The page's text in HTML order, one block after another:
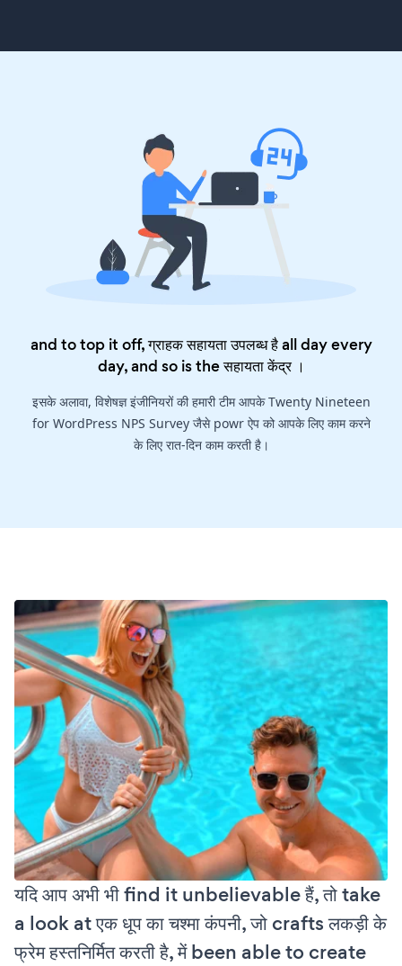
and to top it off, ग्राहक सहायता उपलब्ध है all day every
day, and so is theसहायता केंद्र।
इसके अलावा, विशेषज्ञ इंजीनियरों की हमारी टीम आपके Twenty Nineteen
for WordPress NPS Survey जैसे powr ऐप को आपके लिए काम करने
के लिए रात-दिन काम करती है।
यदि आप अभी भी find it unbelievable हैं, तो take
a look at एक धूप का चश्मा कंपनी, जो crafts लकड़ी के
फ्रेम हस्तनिर्मित करती है, में been able to create